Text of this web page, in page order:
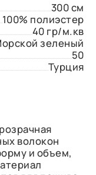
300 см
100% полиэстер
40 гр/м.кв
зеленый
50
Турция
волокон
и объем,